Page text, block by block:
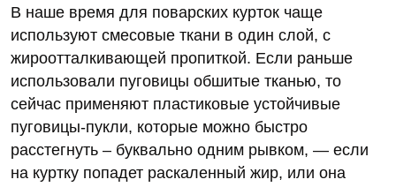
В наше время для поварских курток чаще
используют смесовые ткани в один слой, с
жироотталкивающей пропиткой. Если раньше
использовали пуговицы обшитые тканью, то
сейчас применяют пластиковые устойчивые
пуговицы-пукли, которые можно быстро
расстегнуть – буквально одним рывком, — если
на куртку попадет раскаленный жир, или она